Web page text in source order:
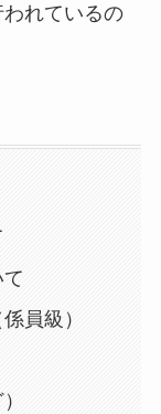
れているの
員級）